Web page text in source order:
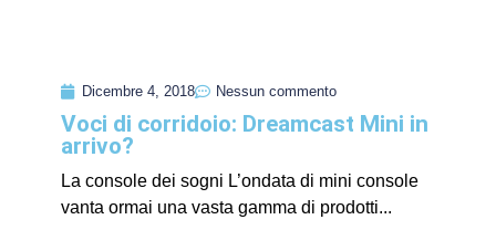
Dicembre 4, 2018 Nessun commento
Voci di corridoio: Dreamcast Mini in
arrivo?
La console dei sogni L’ondata di mini console
vanta ormai una vasta gamma di prodotti...